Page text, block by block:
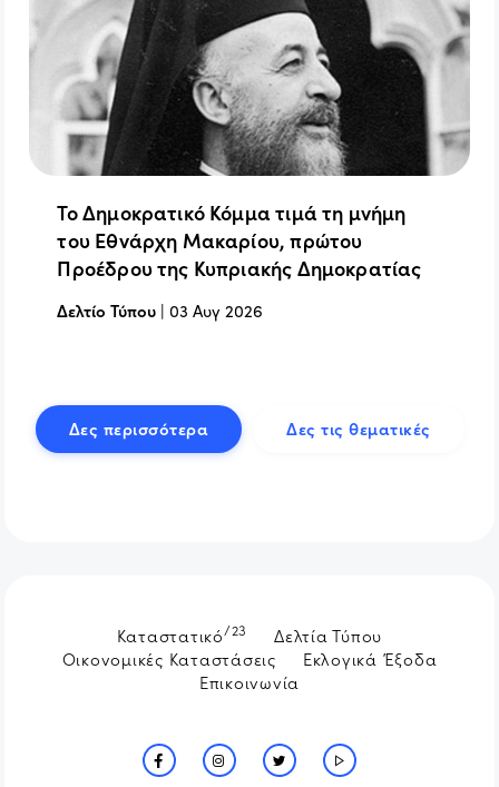
Το Δημοκρατικό Κόμμα τιμά τη μνήμη
του Εθνάρχη Μακαρίου, πρώτου
Προέδρου της Κυπριακής Δημοκρατίας
Δελτίο Τύπου |03 Αυγ 2026
Δες περισσότερα Δες τις θεματικές
Καταστατικό/23
Δελτία Τύπου
Οικονομικές Καταστάσεις
Εκλογικά Έξοδα
Επικοινωνία